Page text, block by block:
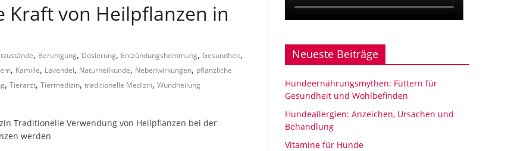
Kraft von Heilpflanzen in
, Beruhigung, Dosierung, Entzündungshemmung, Gesundheit,
, Kamille, Lavendel, Naturheilkunde, Nebenwirkungen, pflanzliche
, Tierarzt, Tiermedizin, traditionelle Medizin, Wundheilung
Traditionelle Verwendung von Heilpflanzen bei der
werden
Neueste Beiträge
Hundeernährungsmythen: Füttern für
Gesundheit und Wohlbefinden
Hundeallergien: Anzeichen, Ursachen und
Behandlung
Vitamine für Hunde